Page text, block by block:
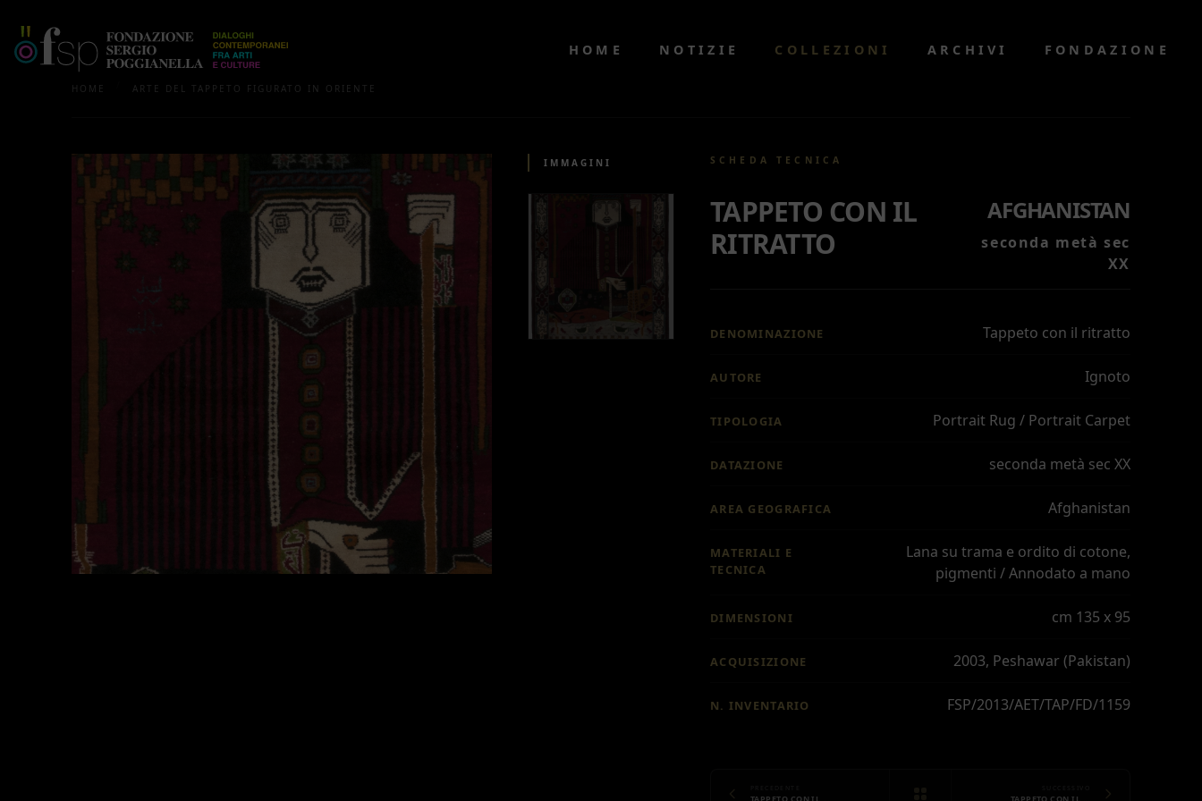
HOME NOTIZIE COLLEZIONI ARCHIVI FONDAZIONE
HOME ARTE DEL TAPPETO FIGURATO IN ORIENTE
IMMAGINI SCHEDA TECNICA
TAPPETO CON IL
RITRATTO
AFGHANISTAN
seconda metà sec
XX
DENOMINAZIONE Tappeto con il ritratto
AUTORE Ignoto
TIPOLOGIA Portrait Rug / Portrait Carpet
DATAZIONE seconda metà sec XX
AREA GEOGRAFICA Afghanistan
MATERIALI E
TECNICA
Lana su trama e ordito di cotone,
pigmenti / Annodato a mano
DIMENSIONI cm 135 x 95
ACQUISIZIONE 2003, Peshawar (Pakistan)
N. INVENTARIO FSP/2013/AET/TAP/FD/1159
TAPPETO CON IL … TAPPETO CON IL …